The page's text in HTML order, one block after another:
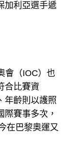
加利亞選手遞
會（IOC）也
合比賽資
年齡則以護照
賽事多次，
在巴黎奧運又